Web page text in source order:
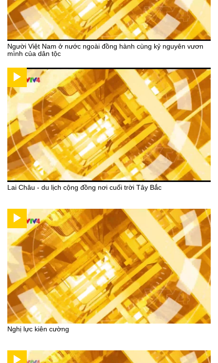
Người Việt Nam ở nước ngoài đồng hành cùng kỷ nguyên vươn
mình của dân tộc
Lai Châu - du lịch cộng đồng nơi cuối trời Tây Bắc
Nghị lực kiên cường